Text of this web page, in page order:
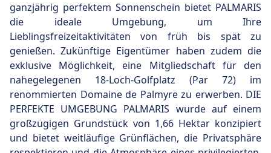
ganzjährig perfektem Sonnenschein bietet PALMARIS
die ideale Umgebung, um Ihre
Lieblingsfreizeitaktivitäten von früh bis spät zu
genießen. Zukünftige Eigentümer haben zudem die
exklusive Möglichkeit, eine Mitgliedschaft für den
nahegelegenen 18-Loch-Golfplatz (Par 72) im
renommierten Domaine de Palmyre zu erwerben. DIE
PERFEKTE UMGEBUNG PALMARIS wurde auf einem
großzügigen Grundstück von 1,66 Hektar konzipiert
und bietet weitläufige Grünflächen, die Privatsphäre